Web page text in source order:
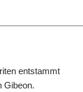
entstammt
Gibeon.